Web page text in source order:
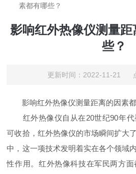
素都有哪些？
影响红外热像仪测量
些？
更新时间：2022-11-21
影响红外热像仪测量距离的因素都
红外热像仪自从在20世纪90年代
可收拾，红外热像仪的市场瞬间扩大
中，这一项技术发明着实在各个领域
性作用。红外热像科技在军民两方